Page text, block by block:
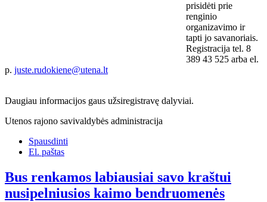
prisidėti prie
renginio
organizavimo ir
tapti jo savanoriais.
Registracija tel. 8
389 43 525 arba el.
p. juste.rudokiene@utena.lt
Daugiau informacijos gaus užsiregistravę dalyviai.
Utenos rajono savivaldybės administracija
Spausdinti
El. paštas
Bus renkamos labiausiai savo kraštui
nusipelniusios kaimo bendruomenės